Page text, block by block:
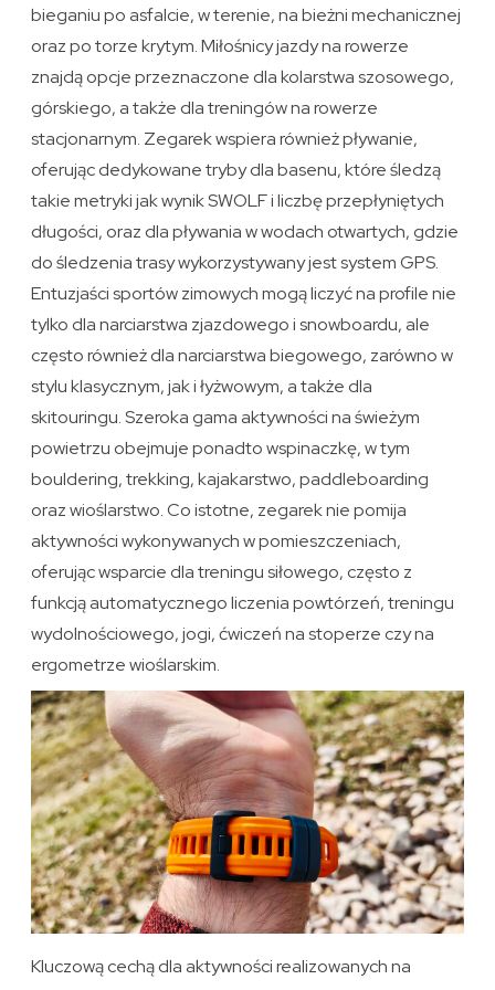
bieganiu po asfalcie, w terenie, na bieżni mechanicznej
oraz po torze krytym. Miłośnicy jazdy na rowerze
znajdą opcje przeznaczone dla kolarstwa szosowego,
górskiego, a także dla treningów na rowerze
stacjonarnym. Zegarek wspiera również pływanie,
oferując dedykowane tryby dla basenu, które śledzą
takie metryki jak wynik SWOLF i liczbę przepłyniętych
długości, oraz dla pływania w wodach otwartych, gdzie
do śledzenia trasy wykorzystywany jest system GPS.
Entuzjaści sportów zimowych mogą liczyć na profile nie
tylko dla narciarstwa zjazdowego i snowboardu, ale
często również dla narciarstwa biegowego, zarówno w
stylu klasycznym, jak i łyżwowym, a także dla
skitouringu. Szeroka gama aktywności na świeżym
powietrzu obejmuje ponadto wspinaczkę, w tym
bouldering, trekking, kajakarstwo, paddleboarding
oraz wioślarstwo. Co istotne, zegarek nie pomija
aktywności wykonywanych w pomieszczeniach,
oferując wsparcie dla treningu siłowego, często z
funkcją automatycznego liczenia powtórzeń, treningu
wydolnościowego, jogi, ćwiczeń na stoperze czy na
ergometrze wioślarskim.
Kluczową cechą dla aktywności realizowanych na